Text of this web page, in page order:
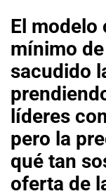
El modelo
mínimo
sacudido
líderes
pero la
qué tan
oferta de